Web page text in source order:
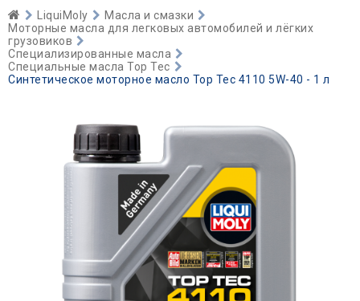
LiquiMoly
Масла и смазки
Моторные масла для легковых автомобилей и лёгких
грузовиков
Специализированные масла
Специальные масла Top Tec
Синтетическое моторное масло Top Tec 4110 5W-40 - 1 л